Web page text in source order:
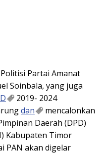
Partai Amanat
Soinbala, yang juga
2019- 2024
dan
mencalonkan
Daerah (DPD)
Kabupaten Timor
PAN akan digelar